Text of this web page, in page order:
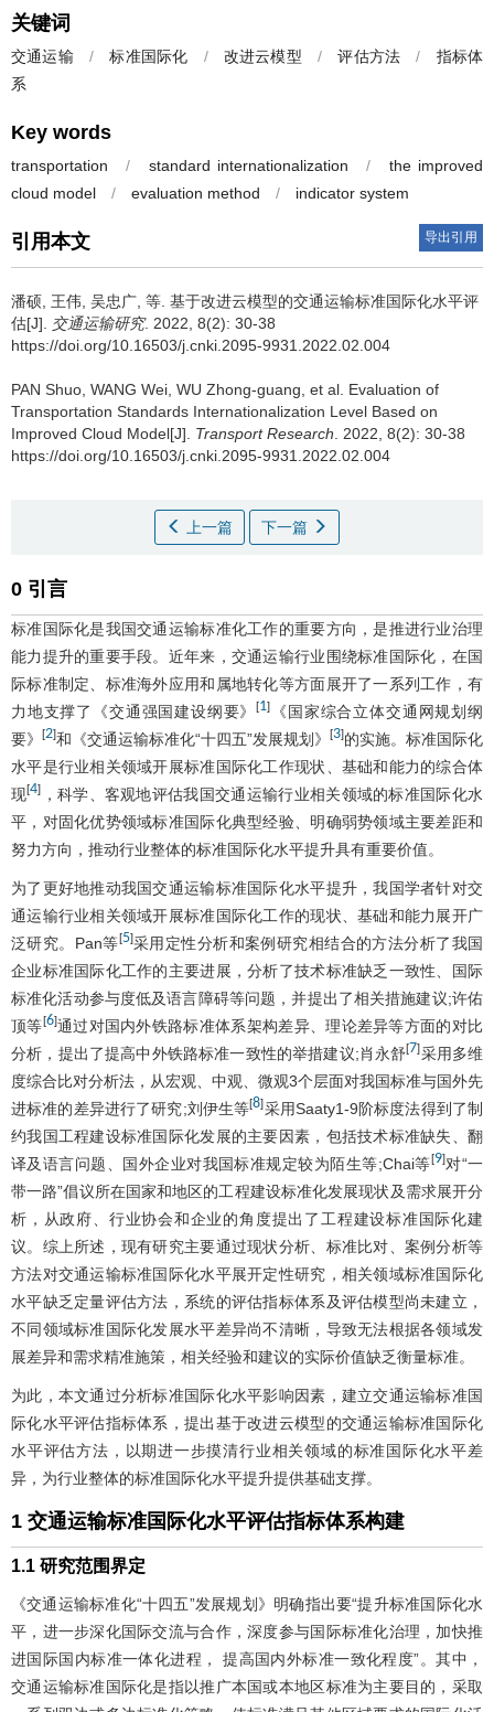
关键词
交通运输 / 标准国际化 / 改进云模型 / 评估方法 /
指标体
系
Key words
transportation / standard internationalization /
the improved
cloud model
/ evaluation method / indicator system
引用本文 导出引用
潘硕 王伟 吴忠广 等 基于改进云模型的交通运输标准国际化水平评
估[J]. 交通运输研究. 2022, 8(2): 30-38
https://doi.org/10.16503/j.cnki.2095-9931.2022.02.004
PAN Shuo WANG Wei WU Zhong-guang et al Evaluation of
Transportation Standards Internationalization Level Based on
Improved Cloud Model[J]. Transport Research . 2022, 8(2): 30-38
https://doi.org/10.16503/j.cnki.2095-9931.2022.02.004
上一篇 下一篇
0 引言
标准国际化是我国交通运输标准化工作的重要方向，是推进行业治理
能力提升的重要手段。近年来，交通运输行业围绕标准国际化，在国
际标准制定、标准海外应用和属地转化等方面展开了一系列工作，有
力地支撑了《交通强国建设纲要》[1]
《国家综合立体交通网规划纲
要》
[2]和《交通运输标准化“十四五”发展规划》 [3]的实施。标准国际化
水平是行业相关领域开展标准国际化工作现状、基础和能力的综合体
现[4]
，科学、客观地评估我国交通运输行业相关领域的标准国际化水
平，对固化优势领域标准国际化典型经验、明确弱势领域主要差距和
努力方向，推动行业整体的标准国际化水平提升具有重要价值。
为了更好地推动我国交通运输标准国际化水平提升，我国学者针对交
通运输行业相关领域开展标准国际化工作的现状、基础和能力展开广
泛研究。Pan等[5]采用定性分析和案例研究相结合的方法分析了我国
企业标准国际化工作的主要进展，分析了技术标准缺乏一致性、国际
标准化活动参与度低及语言障碍等问题，并提出了相关措施建议;许佑
顶等[6]通过对国内外铁路标准体系架构差异、理论差异等方面的对比
分析，提出了提高中外铁路标准一致性的举措建议;肖永舒[7]采用多维
度综合比对分析法，从宏观、中观、微观3个层面对我国标准与国外先
进标准的差异进行了研究;刘伊生等[8]采用Saaty1-9阶标度法得到了制
约我国工程建设标准国际化发展的主要因素，包括技术标准缺失、翻
译及语言问题、国外企业对我国标准规定较为陌生等;Chai等[9]对“一
带一路”倡议所在国家和地区的工程建设标准化发展现状及需求展开分
析，从政府、行业协会和企业的角度提出了工程建设标准国际化建
议。综上所述，现有研究主要通过现状分析、标准比对、案例分析等
方法对交通运输标准国际化水平展开定性研究，相关领域标准国际化
水平缺乏定量评估方法，系统的评估指标体系及评估模型尚未建立，
不同领域标准国际化发展水平差异尚不清晰，导致无法根据各领域发
展差异和需求精准施策，相关经验和建议的实际价值缺乏衡量标准。
为此，本文通过分析标准国际化水平影响因素，建立交通运输标准国
际化水平评估指标体系，提出基于改进云模型的交通运输标准国际化
水平评估方法，以期进一步摸清行业相关领域的标准国际化水平差
异，为行业整体的标准国际化水平提升提供基础支撑。
1 交通运输标准国际化水平评估指标体系构建
1.1 研究范围界定
《交通运输标准化“十四五”发展规划》明确指出要“提升标准国际化水
平，进一步深化国际交流与合作，深度参与国际标准化治理，加快推
进国际国内标准一体化进程， 提高国内外标准一致化程度”。其中，
交通运输标准国际化是指以推广本国或本地区标准为主要目的，采取